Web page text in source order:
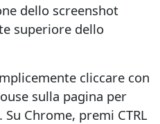
dello screenshot
superiore dello
cliccare con
sulla pagina per
Chrome, premi CTRL